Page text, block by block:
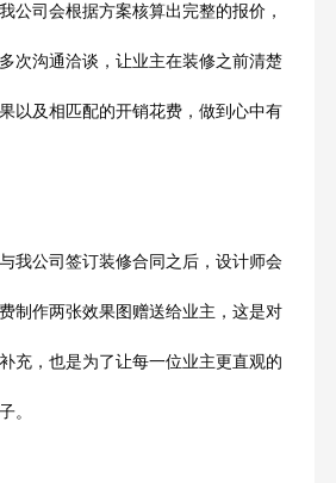
公司会根据方案核算出完整的报价，
次沟通洽谈，让业主在装修之前清楚
以及相匹配的开销花费，做到心中有
我公司签订装修合同之后，设计师会
制作两张效果图赠送给业主，这是对
充，也是为了让每一位业主更直观的
。